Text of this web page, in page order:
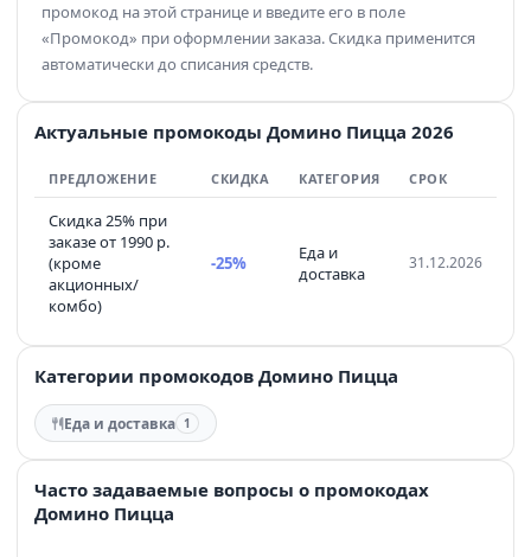
промокод на этой странице и введите его в поле
«Промокод» при оформлении заказа. Скидка применится
автоматически до списания средств.
Актуальные промокоды Домино Пицца 2026
ПРЕДЛОЖЕНИЕ СКИДКА КАТЕГОРИЯ СРОК
Скидка 25% при
заказе от 1990 р.
(кроме
акционных/
комбо)
-25%
Еда и
доставка
31.12.2026
Категории промокодов Домино Пицца
Еда и доставка 1
Часто задаваемые вопросы о промокодах
Домино Пицца